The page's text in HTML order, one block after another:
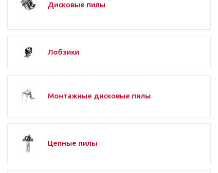
Дисковые пилы
Лобзики
Монтажные дисковые пилы
Цепные пилы